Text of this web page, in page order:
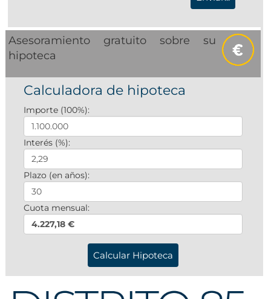
Asesoramiento gratuito sobre su
hipoteca
Calculadora de hipoteca
Importe (100%):
Interés (%):
Plazo (en años):
Cuota mensual:
4.227,18 €